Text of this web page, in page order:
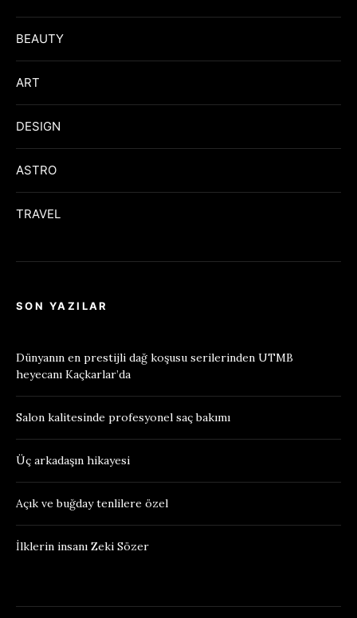
BEAUTY
ART
DESIGN
ASTRO
TRAVEL
SON YAZILAR
Dünyanın en prestijli dağ koşusu serilerinden UTMB
heyecanı Kaçkarlar’da
Salon kalitesinde profesyonel saç bakımı
Üç arkadaşın hikayesi
Açık ve buğday tenlilere özel
İlklerin insanı Zeki Sözer